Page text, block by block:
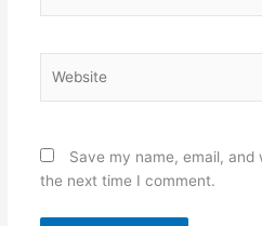
Save my name, email,
the next time I comment.